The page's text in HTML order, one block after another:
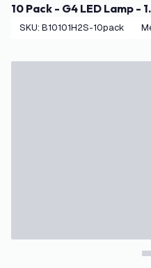
10 Pack - G4 LED Lamp -
SKU: B10101H2S-10pack